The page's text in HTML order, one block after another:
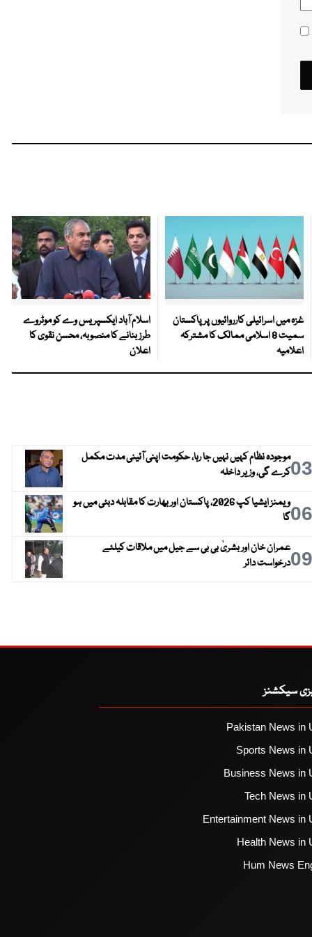
غزہ میں اسرائیلی کارروائیوں پر پاکستان
سمیت 8 اسلامی ممالک کا مشترکہ
اعلامیہ
اسلام آباد ایکسپریس وے کو موٹروے
طرز بنانے کا منصوبہ، محسن نقوی کا
اعلان
03موجودہ نظام کہیں نہیں جا رہا، حکومت اپنی آئینی مدت مکمل
کرے گی، وزیر داخلہ
06
ویمنز ایشیا کپ 2026، پاکستان اور بھارت کا مقابلہ دبئی میں ہو
گا
09عمران خان اور بشریٰ بی بی سے جیل میں ملاقات کیلئے
درخواست دائر
سیکشنز
Pakistan News in
Sports News in
Business News in
Tech News in
Entertainment News in
Health News in
Hum News